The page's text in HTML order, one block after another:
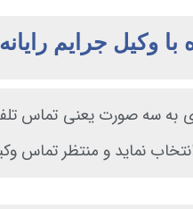
وکیل جرایم
ای به سه صورت یعنی تماس
نماید و منتظر تماس